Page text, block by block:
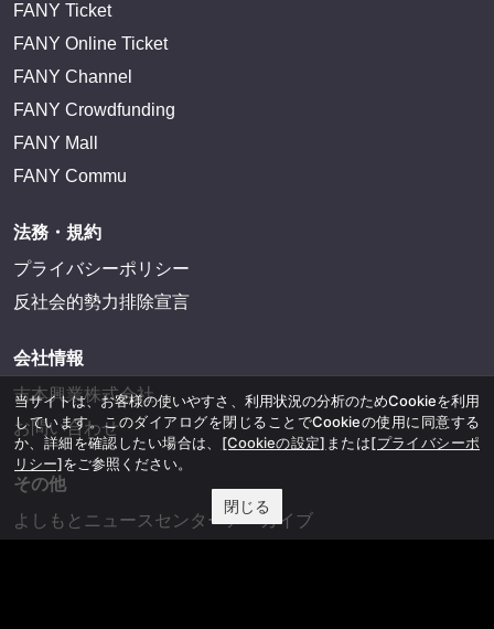
FANY Ticket
FANY Online Ticket
FANY Channel
FANY Crowdfunding
FANY Mall
FANY Commu
法務・規約
プライバシーポリシー
反社会的勢力排除宣言
会社情報
吉本興業株式会社
お問い合わせ
その他
よしもとニュースセンターアーカイブ
当サイトは、お客様の使いやすさ、利用状況の分析のためCookieを利用
しています。このダイアログを閉じることでCookieの使用に同意する
か、詳細を確認したい場合は、 [Cookieの設定] または[プライバシーポ
リシー]をご参照ください。
閉じる